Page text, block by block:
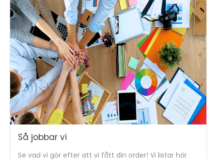
Så jobbar vi
Se vad vi gör efter att vi fått din order! Vi listar här